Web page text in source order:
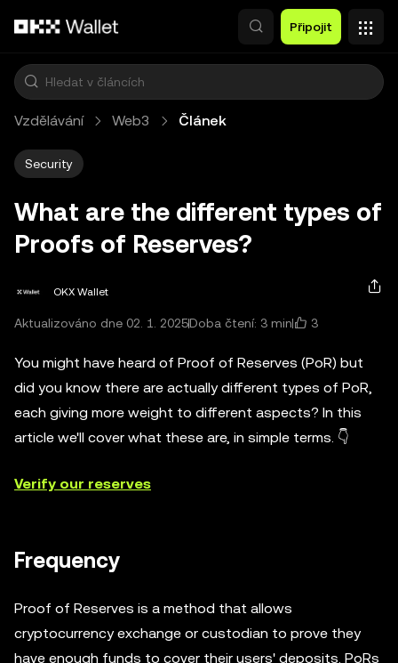
Připojit
Vzdělávání Web3 Článek
Security
What are the different types of
Proofs of Reserves?
OKX Wallet
Aktualizováno dne 02. 1. 2025Doba čtení: 3 min 3
You might have heard of Proof of Reserves (PoR) but
did you know there are actually different types of PoR,
each giving more weight to different aspects? In this
article we'll cover what these are, in simple terms. 👇
Verify our reserves
Frequency
Proof of Reserves is a method that allows
cryptocurrency exchange or custodian to prove they
have enough funds to cover their users' deposits. PoRs